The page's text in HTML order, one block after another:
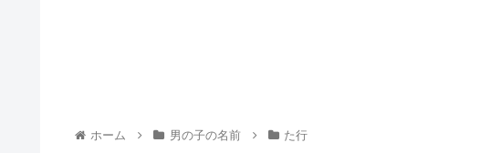
ホーム 男の子の名前 た行